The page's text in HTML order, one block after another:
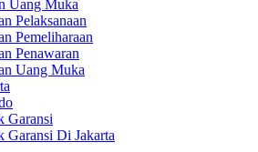
Uang Muka
Pelaksanaan
Pemeliharaan
Penawaran
Uang Muka
Garansi
Di Jakarta